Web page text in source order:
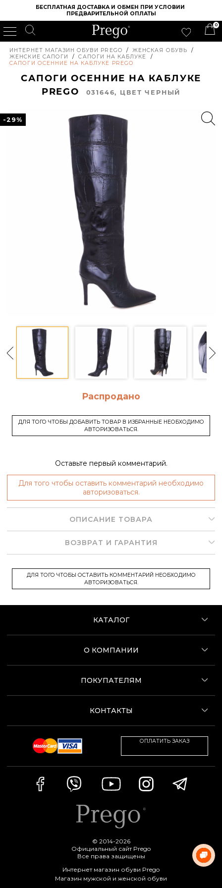
БЕСПЛАТНАЯ ДОСТАВКА И ОБМЕН ПРИ УСЛОВИИ
ПРЕДВАРИТЕЛЬНОЙ ОПЛАТЫ
0
ИНТЕРНЕТ МАГАЗИН ОБУВИ PREGO / ЖЕНСКАЯ ОБУВЬ
/
ЖЕНСКИЕ САПОГИ
/ САПОГИ НА КАБЛУКЕ
/
САПОГИ ОСЕННИЕ НА КАБЛУКЕ PREGO
САПОГИ ОСЕННИЕ НА КАБЛУКЕ
PREGO
031646, ЦВЕТ ЧЕРНЫЙ
-29%
Распродано
ДЛЯ ТОГО ЧТОБЫ ДОБАВИТЬ ТОВАР В ИЗБРАННЫЕ НЕОБХОДИМО
АВТОРИЗОВАТЬСЯ.
Оставьте первый комментарий.
Для того чтобы оставить комментарий необходимо
авторизоваться.
ОПИСАНИЕ ТОВАРА
ВОЗВРАТ И ГАРАНТИЯ
ДЛЯ ТОГО ЧТОБЫ ОСТАВИТЬ КОММЕНТАРИЙ НЕОБХОДИМО
АВТОРИЗОВАТЬСЯ.
КАТАЛОГ
О КОМПАНИИ
ПОКУПАТЕЛЯМ
КОНТАКТЫ
ОПЛАТИТЬ ЗАКАЗ
© 2014-2026
Официальный сайт Prego
Все права защищены
Интернет магазин обуви Prego
Магазин мужской и женской обуви